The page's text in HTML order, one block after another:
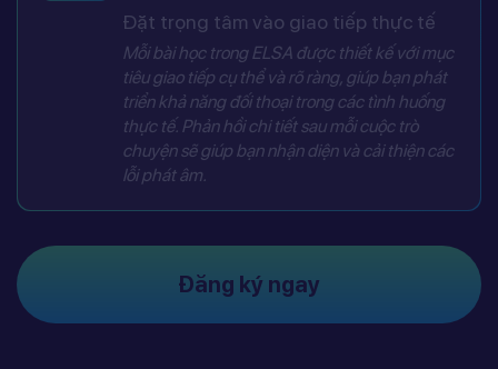
Đặt trọng tâm vào giao tiếp thực tế
Mỗi bài học trong ELSA được thiết kế với mục
tiêu giao tiếp cụ thể và rõ ràng, giúp bạn phát
triển khả năng đối thoại trong các tình huống
thực tế. Phản hồi chi tiết sau mỗi cuộc trò
chuyện sẽ giúp bạn nhận diện và cải thiện các
lỗi phát âm.
Đăng ký ngay